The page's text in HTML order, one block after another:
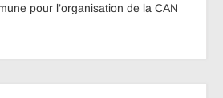
pour l’organisation de la CAN